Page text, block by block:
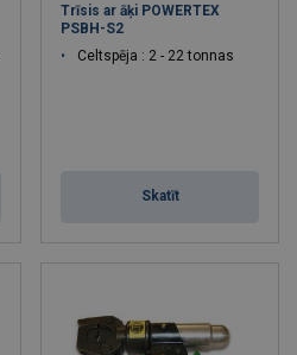
Trīsis ar āķi POWERTEX
PSBH-S2
Celtspēja : 2 - 22 tonnas
Skatīt